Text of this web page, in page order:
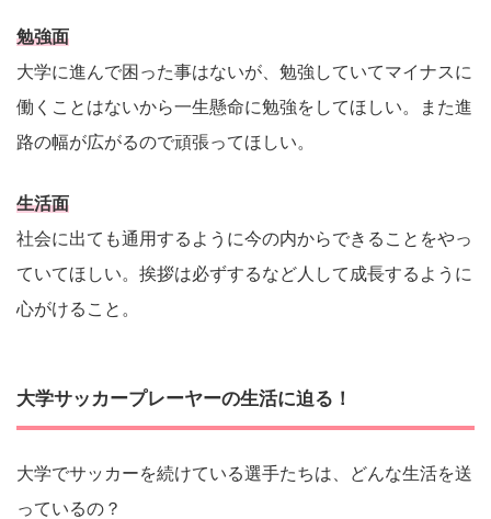
勉強面
大学に進んで困った事はないが、勉強していてマイナスに
働くことはないから一生懸命に勉強をしてほしい。また進
路の幅が広がるので頑張ってほしい。
生活面
社会に出ても通用するように今の内からできることをやっ
ていてほしい。挨拶は必ずするなど人して成長するように
心がけること。
大学サッカープレーヤーの生活に迫る！
大学でサッカーを続けている選手たちは、どんな生活を送
っているの？